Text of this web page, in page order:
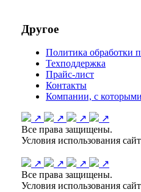
Другое
Политика обработки
Техподдержка
Прайс-лист
Контакты
Компании, с
↗ ↗ ↗
↗
Все права защищены.
Условия использования
↗ ↗ ↗
↗
Все права защищены.
Условия использования